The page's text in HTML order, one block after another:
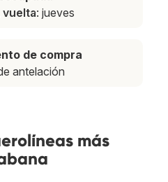
vuelta: jueves
de compra
antelación
más